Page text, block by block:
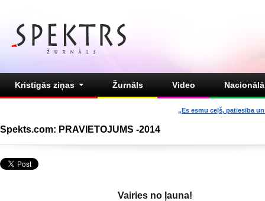
Kristīgās ziņas Žurnāls Video
„Es esmu ceļš, patiesība
Spekts.com: PRAVIETOJUMS -2014
Vairies no ļauna!